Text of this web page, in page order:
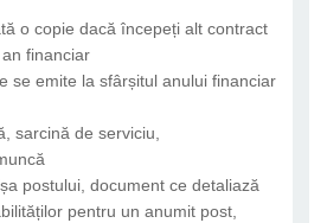
o copie dacă începeți alt contract
financiar
se emite la sfârșitul anului financiar
sarcină de serviciu,
postului, document ce detaliază
pentru un anumit post,